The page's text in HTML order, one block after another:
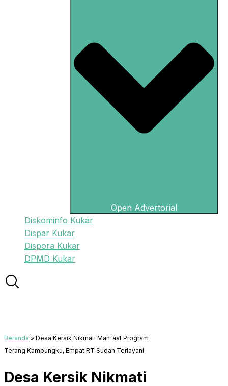
Open Advertorial
Diskominfo Kukar
Dispar Kukar
Dispora Kukar
DPMD Kukar
Beranda » Desa Kersik Nikmati Manfaat Program
Terang Kampungku, Empat RT Sudah Terlayani
Desa Kersik Nikmati